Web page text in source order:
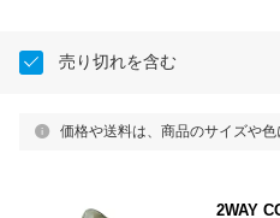
売り切れを含む
価格や送料は、商品のサイズや色
2WAY